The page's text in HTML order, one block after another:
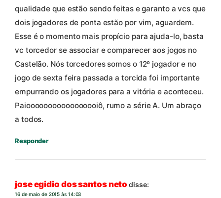
qualidade que estão sendo feitas e garanto a vcs que
dois jogadores de ponta estão por vim, aguardem.
Esse é o momento mais propício para ajuda-lo, basta
vc torcedor se associar e comparecer aos jogos no
Castelão. Nós torcedores somos o 12º jogador e no
jogo de sexta feira passada a torcida foi importante
empurrando os jogadores para a vitória e aconteceu.
Paiooooooooooooooooiô, rumo a série A. Um abraço
a todos.
Responder
jose egidio dos santos neto disse:
16 de maio de 2015 às 14:03